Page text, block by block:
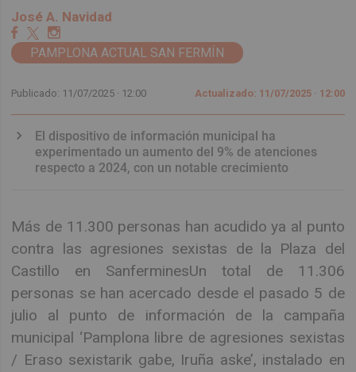
José A. Navidad
PAMPLONA ACTUAL SAN FERMÍN
Publicado: 11/07/2025 · 12:00 Actualizado: 11/07/2025 · 12:00
El dispositivo de información municipal ha
experimentado un aumento del 9% de atenciones
respecto a 2024, con un notable crecimiento
Más de 11.300 personas han acudido ya al punto
contra las agresiones sexistas de la Plaza del
Castillo en SanferminesUn total de 11.306
personas se han acercado desde el pasado 5 de
julio al punto de información de la campaña
municipal ‘Pamplona libre de agresiones sexistas
/ Eraso sexistarik gabe, Iruña aske’, instalado en